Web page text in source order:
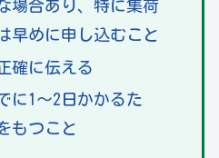
場合あり、特に集荷
早めに申し込むこと
確に伝える
に1～2日かかるた
もつこと